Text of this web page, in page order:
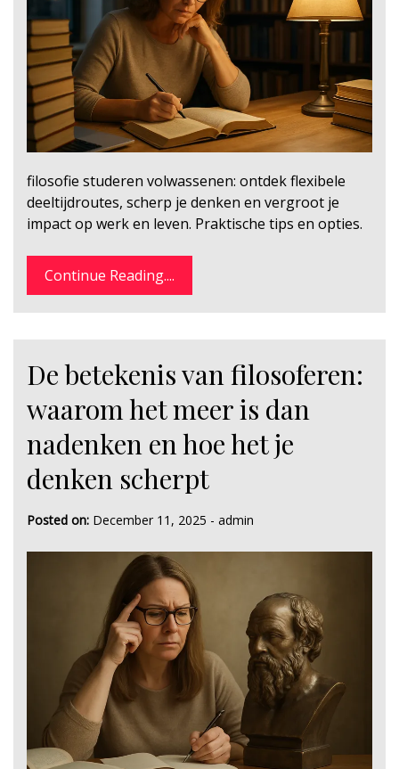
filosofie studeren volwassenen: ontdek flexibele
deeltijdroutes, scherp je denken en vergroot je
impact op werk en leven. Praktische tips en opties.
Continue Reading....
De betekenis van filosoferen:
waarom het meer is dan
nadenken en hoe het je
denken scherpt
Posted on: December 11, 2025 - admin